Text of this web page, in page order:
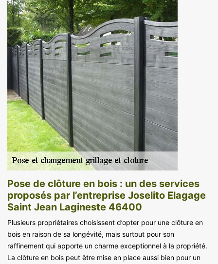
Pose de clôture en bois : un des services
proposés par l’entreprise Joselito Elagage
Saint Jean Lagineste 46400
Plusieurs propriétaires choisissent d’opter pour une clôture en
bois en raison de sa longévité, mais surtout pour son
raffinement qui apporte un charme exceptionnel à la propriété.
La clôture en bois peut être mise en place aussi bien pour un